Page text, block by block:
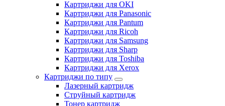
Картриджи для OKI
Картриджи для Panasonic
Картриджи для Pantum
Картриджи для Ricoh
Картриджи для Samsung
Картриджи для Sharp
Картриджи для Toshiba
Картриджи для Xerox
Картриджи по типу
Лазерный картридж
Струйный картридж
Тонер картридж